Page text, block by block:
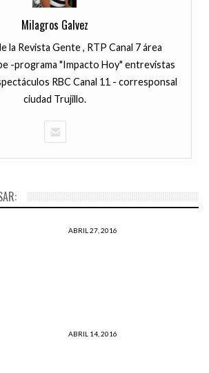
Milagros Galvez
la Revista Gente , RTP Canal 7 área
-programa "Impacto Hoy" entrevistas
RBC Canal 11 - corresponsal
ciudad Trujillo.
ABRIL 27, 2016
ABRIL 14, 2016